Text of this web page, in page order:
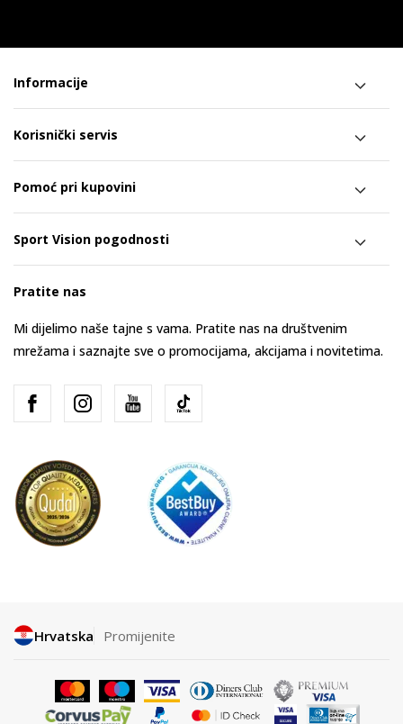
Informacije
Korisnički servis
Pomoć pri kupovini
Sport Vision pogodnosti
Pratite nas
Mi dijelimo naše tajne s vama. Pratite nas na društvenim
mrežama i saznajte sve o promocijama, akcijama i novitetima.
Hrvatska Promijenite